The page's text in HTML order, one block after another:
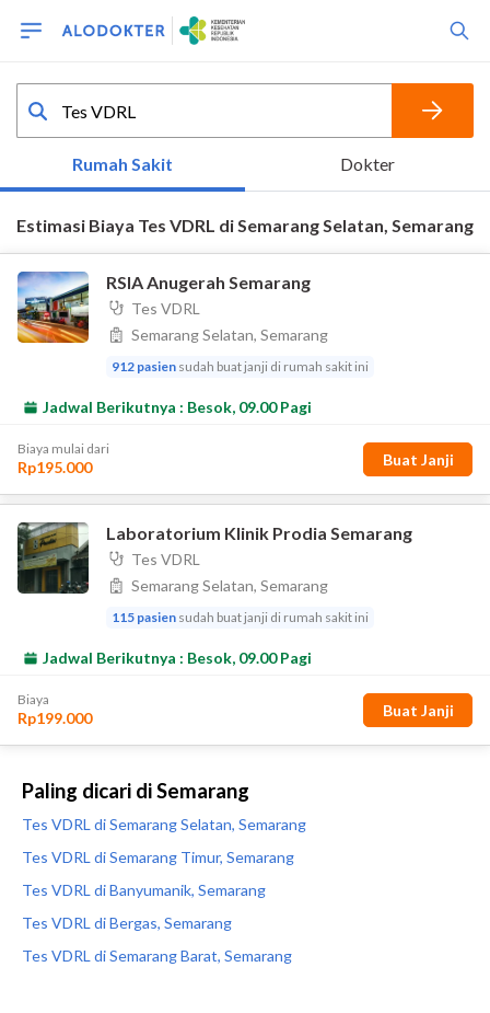
Paling dicari di Semarang
Tes VDRL di Semarang Selatan, Semarang
Tes VDRL di Semarang Timur, Semarang
Tes VDRL di Banyumanik, Semarang
Tes VDRL di Bergas, Semarang
Tes VDRL di Semarang Barat, Semarang